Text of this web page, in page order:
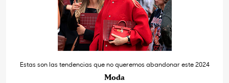
Estas son las tendencias que no queremos abandonar este 2024
Moda